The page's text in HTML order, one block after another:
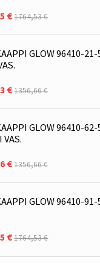
€1764,53 €
GLOW 96410-21-
€1356,66 €
GLOW 96410-62-
VAS.
€1356,66 €
GLOW 96410-91-
€1764,53 €